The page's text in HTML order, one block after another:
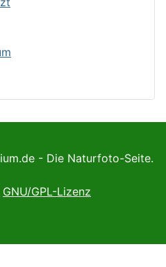
- Die Naturfoto-Seite.
GNU/GPL-Lizenz